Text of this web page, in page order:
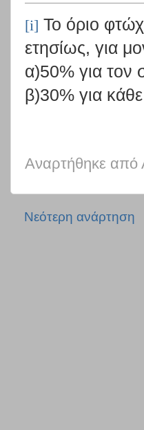
[i] Το όριο
ετησίως, για
α)50% για τον
β)30% για
Αναρτήθηκε από
Νεότερη ανάρτηση